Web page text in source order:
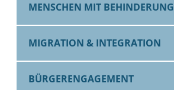
MENSCHEN MIT BEHINDERUNG
MIGRATION & INTEGRATION
BÜRGERENGAGEMENT